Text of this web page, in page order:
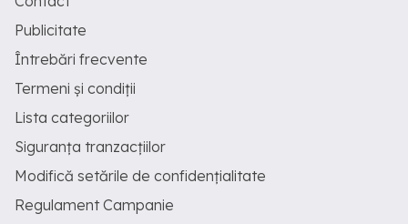
Publicitate
Întrebări frecvente
Termeni și condiții
Lista categoriilor
Siguranța tranzacțiilor
Modifică setările de confidențialitate
Regulament Campanie